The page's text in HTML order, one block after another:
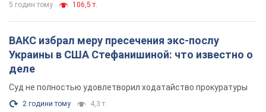
5 годин тому 106,5 т.
ВАКС избрал меру пресечения экс-послу
Украины в США Стефанишиной: что известно о
деле
Суд не полностью удовлетворил ходатайство прокуратуры
2 години тому 4,3 т.